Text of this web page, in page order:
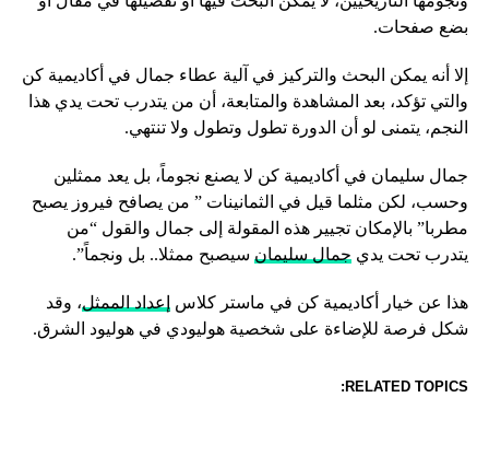
بضع صفحات.
إلا أنه يمكن البحث والتركيز في آلية عطاء جمال في أكاديمية كن
والتي تؤكد، بعد المشاهدة والمتابعة، أن من يتدرب تحت يدي هذا
النجم، يتمنى لو أن الدورة تطول وتطول ولا تنتهي.
جمال سليمان في أكاديمية كن لا يصنع نجوماً، بل يعد ممثلين
وحسب، لكن مثلما قيل في الثمانينات ” من يصافح فيروز يصبح
مطربا” بالإمكان تجيير هذه المقولة إلى جمال والقول “من
يتدرب تحت يدي جمال سليمانسيصبح ممثلا.. بل ونجماً”.
هذا عن خيار أكاديمية كن في ماستر كلاس إعداد الممثل، وقد
شكل فرصة للإضاءة على شخصية هوليودي في هوليود الشرق.
RELATED TOPICS: